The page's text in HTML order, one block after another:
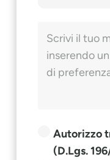
Autorizzo
(D.Lgs.